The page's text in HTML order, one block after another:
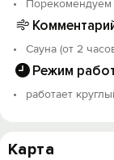
Порекомендуем
Сауна (от 2
Режим
работает
Карта